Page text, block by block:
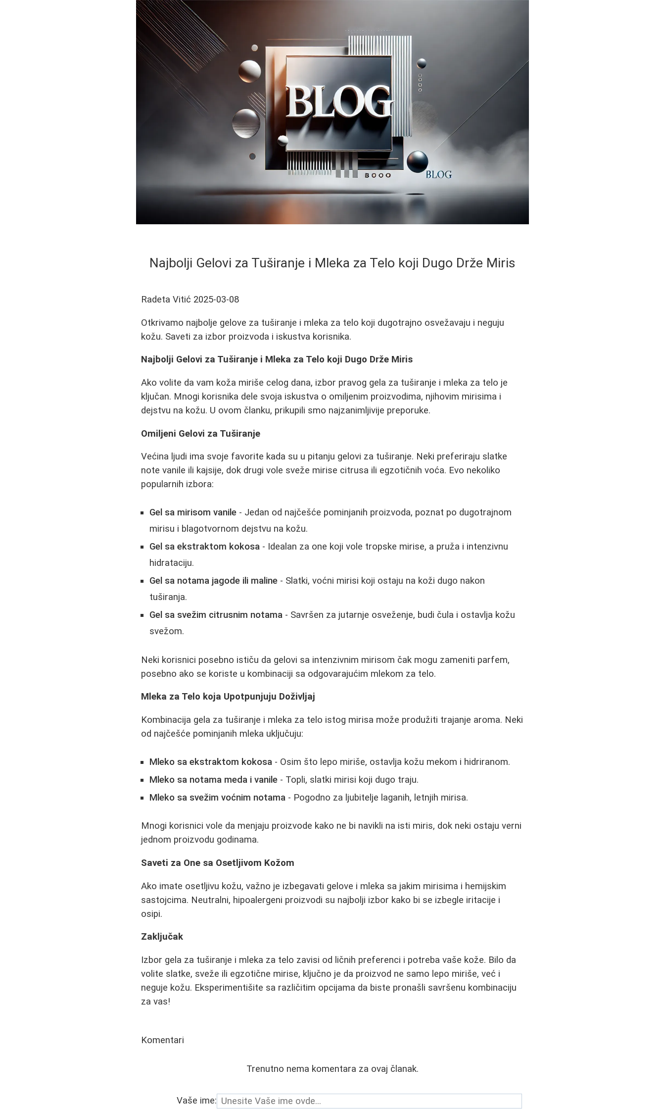
Najbolji Gelovi za Tuširanje i Mleka za Telo koji Dugo Drže Miris
Radeta Vitić 2025-03-08
Otkrivamo najbolje gelove za tuširanje i mleka za telo koji dugotrajno osvežavaju i neguju
kožu. Saveti za izbor proizvoda i iskustva korisnika.
Najbolji Gelovi za Tuširanje i Mleka za Telo koji Dugo Drže Miris
Ako volite da vam koža miriše celog dana, izbor pravog gela za tuširanje i mleka za telo je
ključan. Mnogi korisnika dele svoja iskustva o omiljenim proizvodima, njihovim mirisima i
dejstvu na kožu. U ovom članku, prikupili smo najzanimljivije preporuke.
Omiljeni Gelovi za Tuširanje
Većina ljudi ima svoje favorite kada su u pitanju gelovi za tuširanje. Neki preferiraju slatke
note vanile ili kajsije, dok drugi vole sveže mirise citrusa ili egzotičnih voća. Evo nekoliko
popularnih izbora:
Gel sa mirisom vanile - Jedan od najčešće pominjanih proizvoda, poznat po dugotrajnom
mirisu i blagotvornom dejstvu na kožu.
Gel sa ekstraktom kokosa - Idealan za one koji vole tropske mirise, a pruža i intenzivnu
hidrataciju.
Gel sa notama jagode ili maline - Slatki, voćni mirisi koji ostaju na koži dugo nakon
tuširanja.
Gel sa svežim citrusnim notama - Savršen za jutarnje osveženje, budi čula i ostavlja kožu
svežom.
Neki korisnici posebno ističu da gelovi sa intenzivnim mirisom čak mogu zameniti parfem,
posebno ako se koriste u kombinaciji sa odgovarajućim mlekom za telo.
Mleka za Telo koja Upotpunjuju Doživljaj
Kombinacija gela za tuširanje i mleka za telo istog mirisa može produžiti trajanje aroma. Neki
od najčešće pominjanih mleka uključuju:
Mleko sa ekstraktom kokosa - Osim što lepo miriše, ostavlja kožu mekom i hidriranom.
Mleko sa notama meda i vanile - Topli, slatki mirisi koji dugo traju.
Mleko sa svežim voćnim notama - Pogodno za ljubitelje laganih, letnjih mirisa.
Mnogi korisnici vole da menjaju proizvode kako ne bi navikli na isti miris, dok neki ostaju verni
jednom proizvodu godinama.
Saveti za One sa Osetljivom Kožom
Ako imate osetljivu kožu, važno je izbegavati gelove i mleka sa jakim mirisima i hemijskim
sastojcima. Neutralni, hipoalergeni proizvodi su najbolji izbor kako bi se izbegle iritacije i
osipi.
Zaključak
Izbor gela za tuširanje i mleka za telo zavisi od ličnih preferenci i potreba vaše kože. Bilo da
volite slatke, sveže ili egzotične mirise, ključno je da proizvod ne samo lepo miriše, već i
neguje kožu. Eksperimentišite sa različitim opcijama da biste pronašli savršenu kombinaciju
za vas!
Komentari
Trenutno nema komentara za ovaj članak.
Vaše ime: